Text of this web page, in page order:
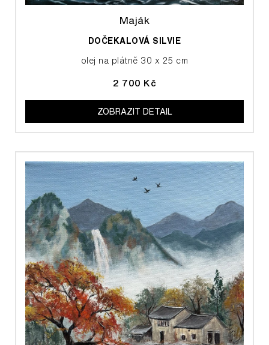
Maják
DOČEKALOVÁ SILVIE
olej na plátně 30 x 25 cm
2 700 Kč
ZOBRAZIT DETAIL